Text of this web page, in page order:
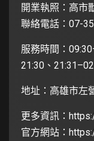
開業執照：高市
聯絡電話：07-
服務時間：
21:30、
地址：高雄市左
更多資訊：
官方網站：